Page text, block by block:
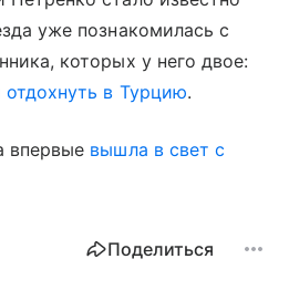
уже познакомилась с
которых у него двое:
отдохнуть в Турцию.
впервые вышла в свет с
Поделиться